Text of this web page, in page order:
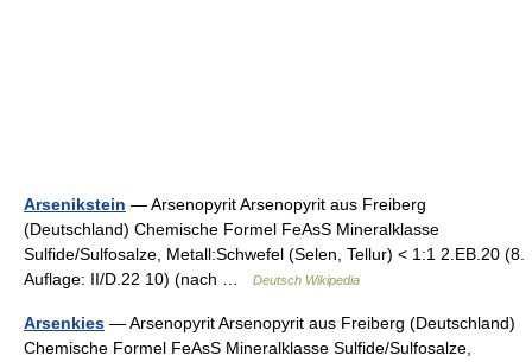
Arsenikstein — Arsenopyrit Arsenopyrit aus Freiberg
(Deutschland) Chemische Formel FeAsS Mineralklasse
Sulfide/Sulfosalze, Metall:Schwefel (Selen, Tellur) < 1:1 2.EB.20 (8.
Auflage: II/D.22 10) (nach …
Deutsch Wikipedia
Arsenkies — Arsenopyrit Arsenopyrit aus Freiberg (Deutschland)
Chemische Formel FeAsS Mineralklasse Sulfide/Sulfosalze,